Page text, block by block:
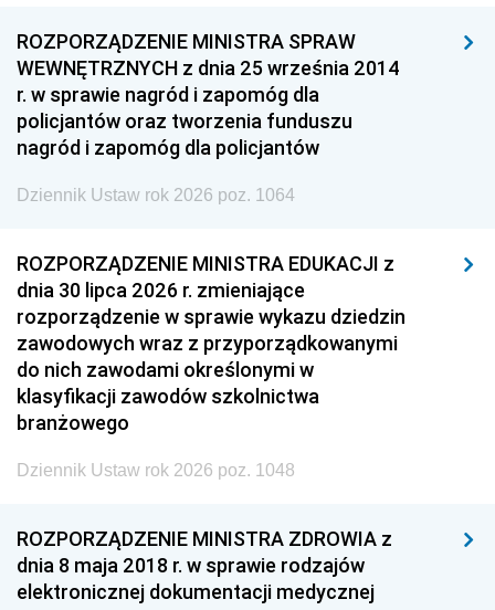
ROZPORZĄDZENIE MINISTRA SPRAW
WEWNĘTRZNYCH z dnia 25 września 2014
r. w sprawie nagród i zapomóg dla
policjantów oraz tworzenia funduszu
nagród i zapomóg dla policjantów
Dziennik Ustaw rok 2026 poz. 1064
ROZPORZĄDZENIE MINISTRA EDUKACJI z
dnia 30 lipca 2026 r. zmieniające
rozporządzenie w sprawie wykazu dziedzin
zawodowych wraz z przyporządkowanymi
do nich zawodami określonymi w
klasyfikacji zawodów szkolnictwa
branżowego
Dziennik Ustaw rok 2026 poz. 1048
ROZPORZĄDZENIE MINISTRA ZDROWIA z
dnia 8 maja 2018 r. w sprawie rodzajów
elektronicznej dokumentacji medycznej